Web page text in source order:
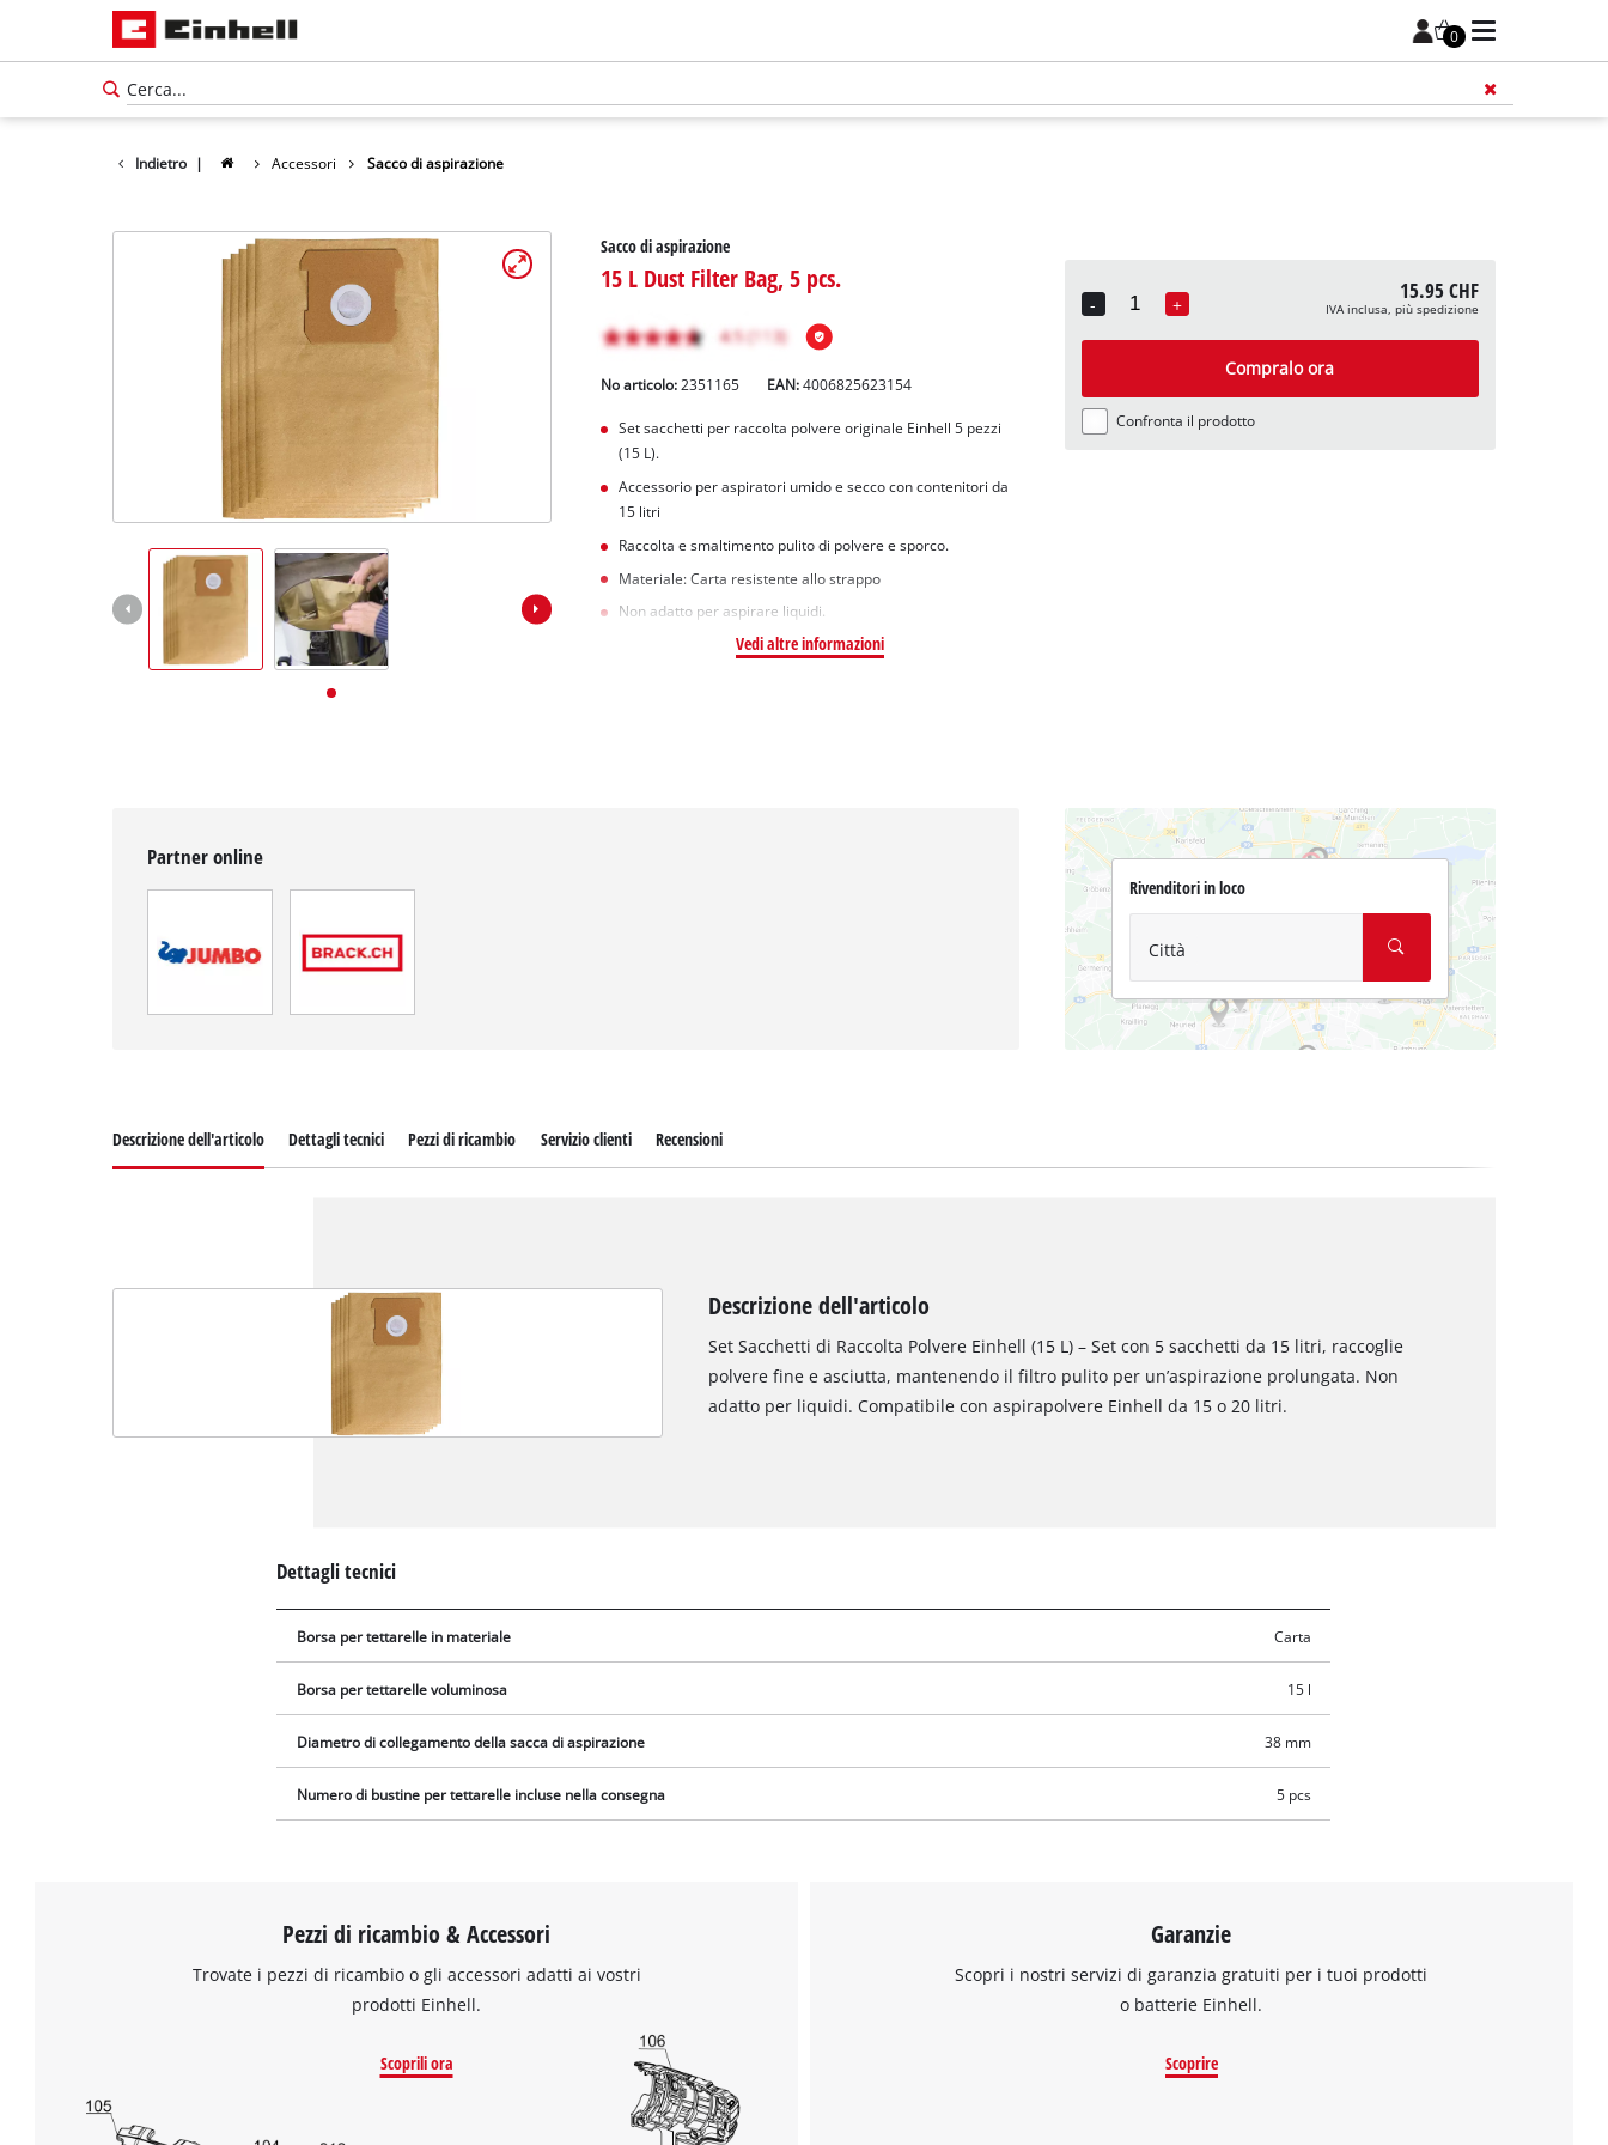
0
Indietro | Accessori Sacco di aspirazione
Sacco di aspirazione
15 L Dust Filter Bag, 5 pcs.
No articolo:2351165 EAN:4006825623154
Set sacchetti per raccolta polvere originale Einhell 5 pezzi
(15 L).
Accessorio per aspiratori umido e secco con contenitori da
15 litri
Raccolta e smaltimento pulito di polvere e sporco.
Materiale: Carta resistente allo strappo
Non adatto per aspirare liquidi.
Vedi altre informazioni
-
Quantity
+ 15.95 CHF
IVA inclusa, più spedizione
Compralo ora
Confronta il prodotto
Partner online
Rivenditori in loco
Città
Descrizione dell'articolo Dettagli tecnici Pezzi di ricambio Servizio clienti Recensioni
Descrizione dell'articolo
Set Sacchetti di Raccolta Polvere Einhell (15 L) – Set con 5 sacchetti da 15 litri, raccoglie
polvere fine e asciutta, mantenendo il filtro pulito per un’aspirazione prolungata. Non
adatto per liquidi. Compatibile con aspirapolvere Einhell da 15 o 20 litri.
Dettagli tecnici
Borsa per tettarelle in materiale Carta
Borsa per tettarelle voluminosa 15 l
Diametro di collegamento della sacca di aspirazione 38 mm
Numero di bustine per tettarelle incluse nella consegna 5 pcs
Pezzi di ricambio & Accessori
Trovate i pezzi di ricambio o gli accessori adatti ai vostri
prodotti Einhell.
Scoprili ora
Garanzie
Scopri i nostri servizi di garanzia gratuiti per i tuoi prodotti
o batterie Einhell.
Scoprire